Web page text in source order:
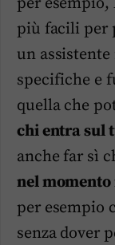
più facili per
un
specifiche e
quella che
chi entra sul
anche far sì
nel
per esempio
senza dover